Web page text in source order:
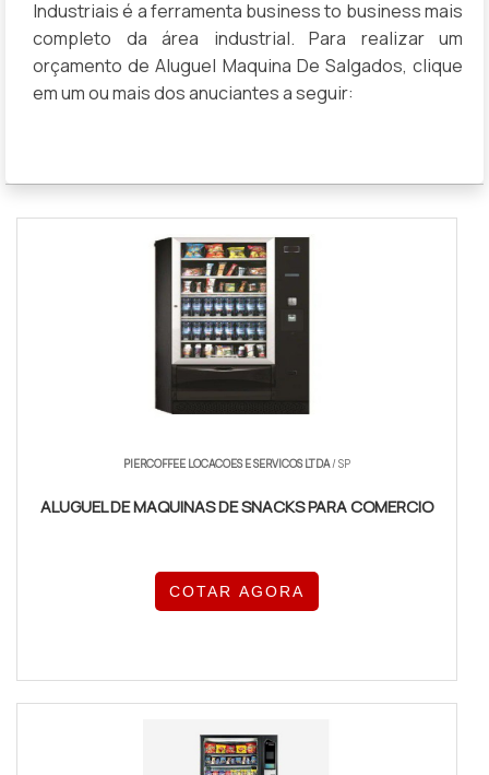
Industriais é a ferramenta business to business mais
completo da área industrial. Para realizar um
orçamento de Aluguel Maquina De Salgados, clique
em um ou mais dos anuciantes a seguir:
PIERCOFFEE LOCACOES E SERVICOS LTDA/ SP
ALUGUEL DE MAQUINAS DE SNACKS PARA COMERCIO
COTAR AGORA